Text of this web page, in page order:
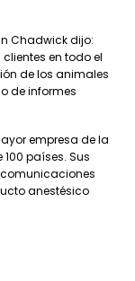
Chadwick dijo:
en todo el
de los animales
de informes
empresa de la
países. Sus
anestésico